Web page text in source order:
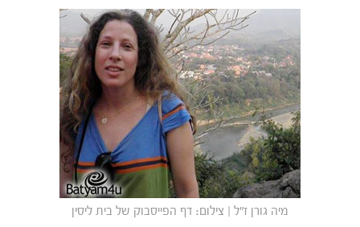
מיה גורן ז"ל | צילום: דף הפייסבוק של בית ליסין